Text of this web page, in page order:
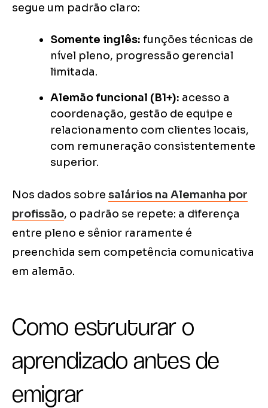
segue um padrão claro:
Somente inglês: funções técnicas de
nível pleno, progressão gerencial
limitada.
Alemão funcional (B1+): acesso a
coordenação, gestão de equipe e
relacionamento com clientes locais,
com remuneração consistentemente
superior.
Nos dados sobre salários na Alemanha por
profissão, o padrão se repete: a diferença
entre pleno e sênior raramente é
preenchida sem competência comunicativa
em alemão.
Como estruturar o
aprendizado antes de
emigrar